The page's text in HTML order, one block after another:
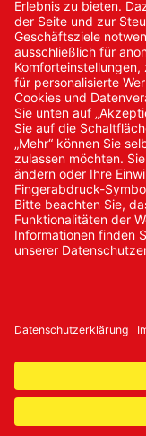
Kontakt
Kontakt/Anfrage
Kennwort vergessen
Bestellungen
Sendung verfolgen
© 2024 Promed
* Alle Preise zzgl.
Impressum AGB